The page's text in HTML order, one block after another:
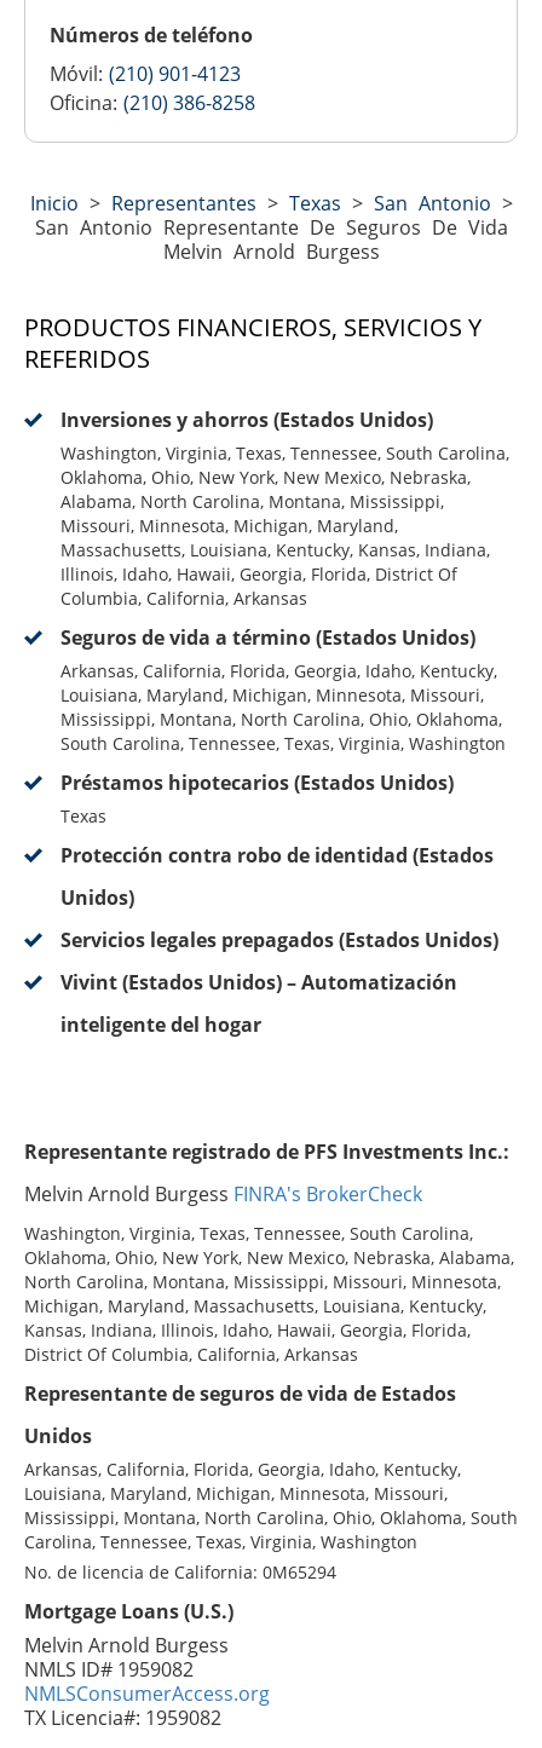
Números de teléfono
Móvil: (210) 901-4123
Oficina: (210) 386-8258
Inicio > Representantes > Texas > San Antonio >
San Antonio Representante De Seguros De Vida
Melvin Arnold Burgess
PRODUCTOS FINANCIEROS, SERVICIOS Y
REFERIDOS
Inversiones y ahorros (Estados Unidos)
Washington, Virginia, Texas, Tennessee, South Carolina,
Oklahoma, Ohio, New York, New Mexico, Nebraska,
Alabama, North Carolina, Montana, Mississippi,
Missouri, Minnesota, Michigan, Maryland,
Massachusetts, Louisiana, Kentucky, Kansas, Indiana,
Illinois, Idaho, Hawaii, Georgia, Florida, District Of
Columbia, California, Arkansas
Seguros de vida a término (Estados Unidos)
Arkansas, California, Florida, Georgia, Idaho, Kentucky,
Louisiana, Maryland, Michigan, Minnesota, Missouri,
Mississippi, Montana, North Carolina, Ohio, Oklahoma,
South Carolina, Tennessee, Texas, Virginia, Washington
Préstamos hipotecarios (Estados Unidos)
Texas
Protección contra robo de identidad (Estados
Unidos)
Servicios legales prepagados (Estados Unidos)
Vivint (Estados Unidos) – Automatización
inteligente del hogar
Representante registrado de PFS Investments Inc.:
Melvin Arnold Burgess FINRA's BrokerCheck
Washington, Virginia, Texas, Tennessee, South Carolina,
Oklahoma, Ohio, New York, New Mexico, Nebraska, Alabama,
North Carolina, Montana, Mississippi, Missouri, Minnesota,
Michigan, Maryland, Massachusetts, Louisiana, Kentucky,
Kansas, Indiana, Illinois, Idaho, Hawaii, Georgia, Florida,
District Of Columbia, California, Arkansas
Representante de seguros de vida de Estados
Unidos
Arkansas, California, Florida, Georgia, Idaho, Kentucky,
Louisiana, Maryland, Michigan, Minnesota, Missouri,
Mississippi, Montana, North Carolina, Ohio, Oklahoma, South
Carolina, Tennessee, Texas, Virginia, Washington
No. de licencia de California: 0M65294
Mortgage Loans (U.S.)
Melvin Arnold Burgess
NMLS ID# 1959082
NMLSConsumerAccess.org
TX Licencia#: 1959082